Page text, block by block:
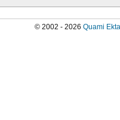
© 2002 - 2026 Quami